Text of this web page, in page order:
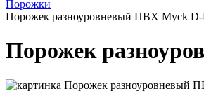
Порожки
Порожек разноуровневый ПВХ Myck
Порожек